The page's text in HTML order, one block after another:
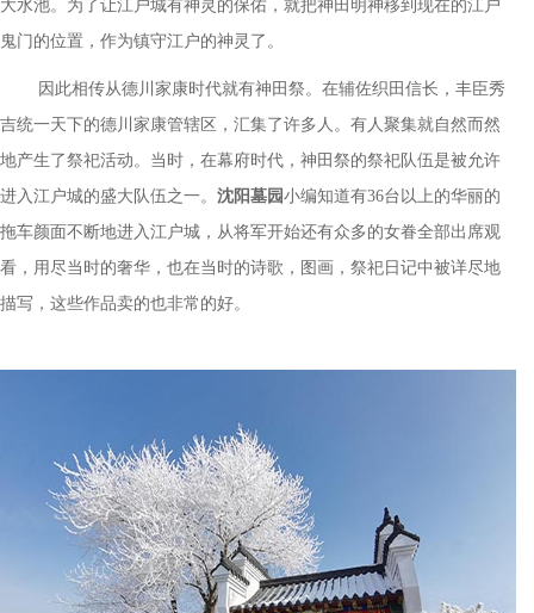
大水池。为了让江户城有神灵的保佑，就把神田明神移到现在的江户
鬼门的位置，作为镇守江户的神灵了。
因此相传从德川家康时代就有神田祭。在辅佐织田信长，丰臣秀
吉统一天下的德川家康管辖区，汇集了许多人。有人聚集就自然而然
地产生了祭祀活动。当时，在幕府时代，神田祭的祭祀队伍是被允许
进入江户城的盛大队伍之一。 沈阳墓园小编知道有36台以上的华丽的
拖车颜面不断地进入江户城，从将军开始还有众多的女眷全部出席观
看，用尽当时的奢华，也在当时的诗歌，图画，祭祀日记中被详尽地
描写，这些作品卖的也非常的好。